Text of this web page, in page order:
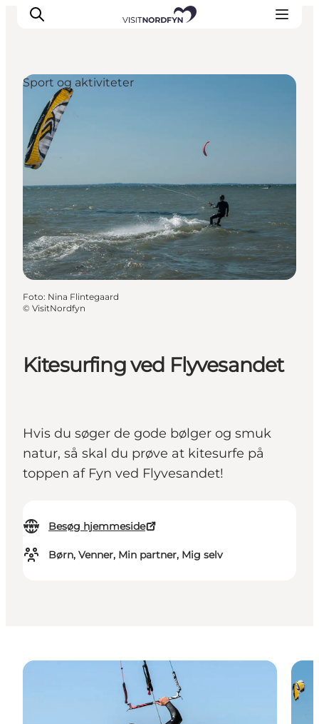
Oplev
Det sker
Spis og drik
Overnatning
Book oplevelser
For børn
Kitesurfing ved Flyvesandet
Hvis du søger de gode bølger og smuk
natur, så skal du prøve at kitesurfe på
toppen af Fyn ved Flyvesandet!
Besøg hjemmeside
Børn, Venner, Min partner, Mig selv
Sport og aktiviteter
Foto: Nina Flintegaard
© VisitNordfyn